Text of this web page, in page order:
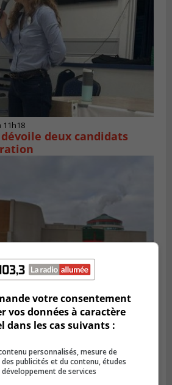
11h18
deux candidats
09h33
un contrat pour
d’incinération
votre consentement
vos données à caractère
dans les cas suivants :
personnalisés, mesure de
publicités et du contenu, études
développement de services